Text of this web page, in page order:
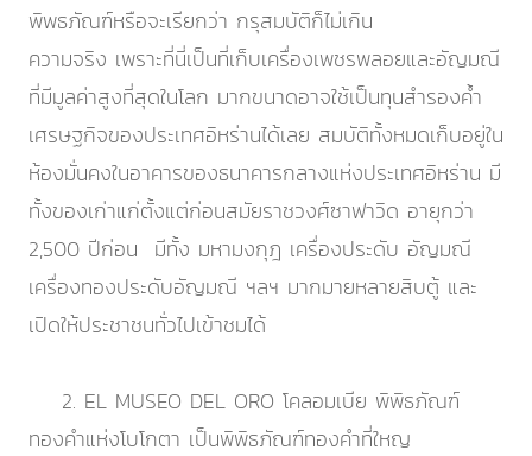
พิพธภัณฑ์หรือจะเรียกว่า กรุสมบัติก็ไม่เกิน
ความจริง เพราะที่นี่เป็นที่เก็บเครื่องเพชรพลอยและอัญมณี
ที่มีมูลค่าสูงที่สุดในโลก มากขนาดอาจใช้เป็นทุนสำรองค้ำ
เศรษฐกิจของประเทศอิหร่านได้เลย สมบัติทั้งหมดเก็บอยู่ใน
ห้องมั่นคงในอาคารของธนาคารกลางแห่งประเทศอิหร่าน มี
ทั้งของเก่าแก่ตั้งแต่ก่อนสมัยราชวงศ์ซาฟาวิด อายุกว่า
2,500 ปีก่อน มีทั้ง มหามงกุฎ เครื่องประดับ อัญมณี
เครื่องทองประดับอัญมณี ฯลฯ มากมายหลายสิบตู้ และ
เปิดให้ประชาชนทั่วไปเข้าชมได้
2. EL MUSEO DEL ORO โคลอมเบีย พิพิธภัณฑ์
ทองคำแห่งโบโกตา เป็นพิพิธภัณฑ์ทองคำที่ใหญ